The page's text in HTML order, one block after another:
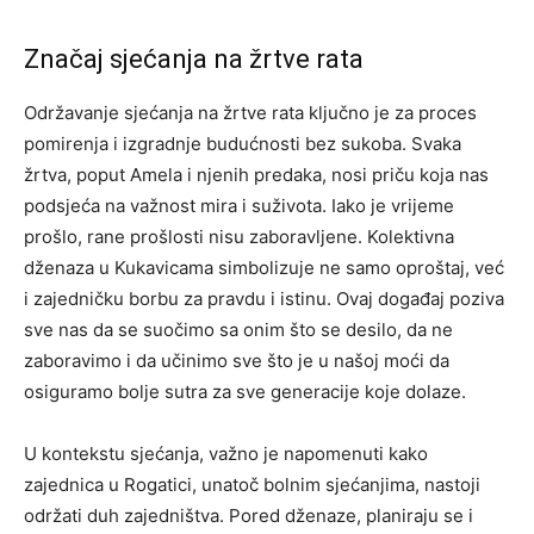
Značaj sjećanja na žrtve rata
Održavanje sjećanja na žrtve rata ključno je za proces
pomirenja i izgradnje budućnosti bez sukoba. Svaka
žrtva, poput Amela i njenih predaka, nosi priču koja nas
podsjeća na važnost mira i suživota. Iako je vrijeme
prošlo, rane prošlosti nisu zaboravljene. Kolektivna
dženaza u Kukavicama simbolizuje ne samo oproštaj, već
i zajedničku borbu za pravdu i istinu. Ovaj događaj poziva
sve nas da se suočimo sa onim što se desilo, da ne
zaboravimo i da učinimo sve što je u našoj moći da
osiguramo bolje sutra za sve generacije koje dolaze.
U kontekstu sjećanja, važno je napomenuti kako
zajednica u Rogatici, unatoč bolnim sjećanjima, nastoji
održati duh zajedništva. Pored dženaze, planiraju se i